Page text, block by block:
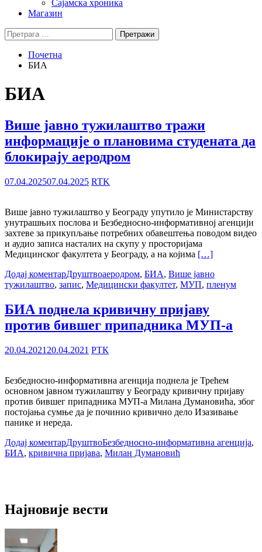
Сајамска хроника
Магазин
Претрага
за:
Почетна
БИА
БИА
Више јавно тужилаштво тражи
информације о плановима студената да
блокирају аеродром
07.04.202507.04.2025 RTK
Више јавно тужилаштво у Београду упутило је Министарству
унутрашњих послова и Безбедносно-информативној агенцији
захтеве за прикупљање потребних обавештења поводом видео
и аудио записа насталих на скупу у просторијама
Медицинског факултета у Београду, а на којима […]
Додај коментарДруштвоаеродром, БИА, Више јавно
тужилаштво, запис, Медицински факултет, МУП, пленум
БИА поднела кривичну пријаву
против бившег припадника МУП-а
20.04.2021 20.04.2021 РТК
Безбедносно-информативна агенција поднела је Трећем
основном јавном тужилаштву у Београду кривичну пријаву
против бившег припадника МУП-а Милана Думановића, због
постојања сумње да је починио кривично дело Изазивање
панике и нереда.
Додај коментарДруштвоБезбедносно-информативна агенција,
БИА, кривична пријава, Милан Думановић
Најновије вести